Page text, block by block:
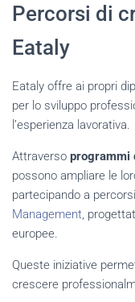
Percorsi di
Eataly
Eataly offre ai propri
per lo sviluppo
l’esperienza lavorativa.
Attraverso programmi
possono ampliare le
partecipando a
Management,
europee.
Queste iniziative
crescere